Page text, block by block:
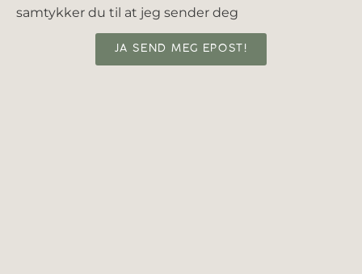
samtykker du til at jeg sender deg
JA SEND MEG EPOST!